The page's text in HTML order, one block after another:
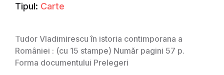
Tipul: Carte
Tudor Vladimirescu în istoria contimporana a
României : (cu 15 stampe) Număr pagini 57 p.
Forma documentului Prelegeri